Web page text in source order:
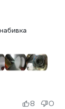
8 0